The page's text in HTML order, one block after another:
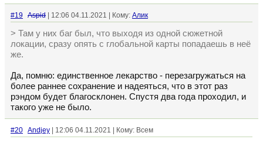
#19 Aspid | 12:06 04.11.2021 | Кому: Алик
> Там у них баг был, что выходя из одной сюжетной
локации, сразу опять с глобальной карты попадаешь в неё
же.
Да, помню: единственное лекарство - перезагружаться на
более раннее сохранение и надеяться, что в этот раз
рэндом будет благосклонен. Спустя два года проходил, и
такого уже не было.
#20 Andjey | 12:06 04.11.2021 | Кому: Всем